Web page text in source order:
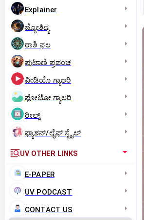
Explainer
ಜ್ಯೋತಿಷ್ಯ
ರಾಶಿ ಫಲ
ಪುಟಾಣಿ ಪ್ರಪಂಚ
ವೀಡಿಯೊ ಗ್ಯಾಲರಿ
ಫೋಟೋ ಗ್ಯಾಲರಿ
ರೀಲ್ಸ್
ಫ್ಯಾಶನ್/ಲೈಫ್‌ ಸ್ಟೈಲ್
UV OTHER LINKS
E-PAPER
UV PODCAST
CONTACT US